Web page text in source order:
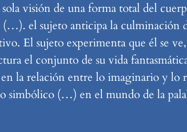
sola visión de una forma total del
el sujeto anticipa la culminación
El sujeto experimenta que él se
el conjunto de su vida
la relación entre lo imaginario y lo
simbólico (…) en el mundo de la